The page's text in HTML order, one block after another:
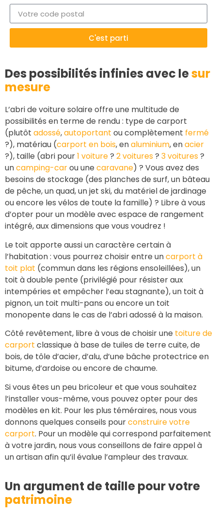
C'est parti
Des possibilités infinies avec lesur
mesure
L’abri de voiture solaire offre une multitude de
possibilités en terme de rendu : type de carport
(plutôt adossé,autoportant ou complètement fermé
?), matériau (carport en bois, enaluminium, enacier
?), taille (abri pour1 voiture? 2 voitures? 3 voitures?
uncamping-carou unecaravane) ? Vous avez des
besoins de stockage (des planches de surf, un bâteau
de pêche, un quad, un jet ski, du matériel de jardinage
ou encore les vélos de toute la famille) ? Libre à vous
d’opter pour un modèle avec espace de rangement
intégré, aux dimensions que vous voudrez !
Le toit apporte aussi un caractère certain à
l’habitation : vous pourrez choisir entre uncarport à
toit plat (commun dans les régions ensoleillées), un
toit à double pente (privilégié pour résister aux
intempéries et empêcher l’eau stagnante), un toit à
pignon, un toit multi-pans ou encore un toit
monopente dans le cas de l’abri adossé à la maison.
Côté revêtement, libre à vous de choisir une toiture de
carport classique à base de tuiles de terre cuite, de
bois, de tôle d’acier, d’alu, d’une bâche protectrice en
bitume, d’ardoise ou encore de chaume.
Si vous êtes un peu bricoleur et que vous souhaitez
l’installer vous-même, vous pouvez opter pour des
modèles en kit. Pour les plus téméraires, nous vous
donnons quelques conseils pourconstruire votre
carport. Pour un modèle qui correspond parfaitement
à votre jardin, nous vous conseillons de faire appel à
un artisan afin qu’il évalue l’ampleur des travaux.
Un argument de taille pour votre
patrimoine